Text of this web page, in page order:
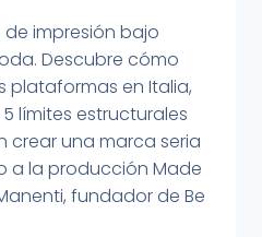
impresión bajo
Descubre cómo
plataformas en Italia,
límites estructurales
crear una marca seria
a la producción Made
fundador de Be